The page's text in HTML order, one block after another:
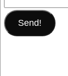
Send!